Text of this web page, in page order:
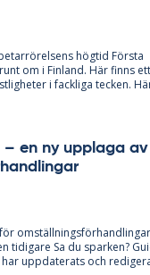
hög­tid Förs­ta
om i Fin­land. Här fin­ns ett
i fack­li­ga tec­ken.
– en ny upp­laga
för
ti­di­ga­re Sa du spar­ken?
upp­da­te­ra­ts och